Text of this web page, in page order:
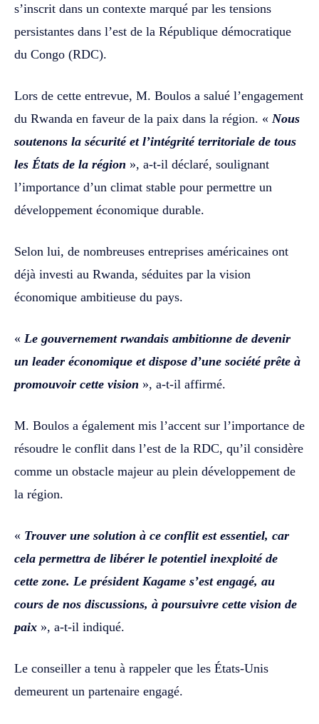
s’inscrit dans un contexte marqué par les tensions
persistantes dans l’est de la République démocratique
du Congo (RDC).
Lors de cette entrevue, M. Boulos a salué l’engagement
du Rwanda en faveur de la paix dans la région. « Nous
soutenons la sécurité et l’intégrité territoriale de tous
les États de la région », a-t-il déclaré, soulignant
l’importance d’un climat stable pour permettre un
développement économique durable.
Selon lui, de nombreuses entreprises américaines ont
déjà investi au Rwanda, séduites par la vision
économique ambitieuse du pays.
« Le gouvernement rwandais ambitionne de devenir
un leader économique et dispose d’une société prête à
promouvoir cette vision », a-t-il affirmé.
M. Boulos a également mis l’accent sur l’importance de
résoudre le conflit dans l’est de la RDC, qu’il considère
comme un obstacle majeur au plein développement de
la région.
« Trouver une solution à ce conflit est essentiel, car
cela permettra de libérer le potentiel inexploité de
cette zone. Le président Kagame s’est engagé, au
cours de nos discussions, à poursuivre cette vision de
paix », a-t-il indiqué.
Le conseiller a tenu à rappeler que les États-Unis
demeurent un partenaire engagé.